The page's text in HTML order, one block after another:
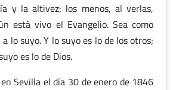
y la altivez; los menos, al verlas,
está vivo el Evangelio. Sea como
lo suyo. Y lo suyo es lo de los otros;
es lo de Dios.
Sevilla el día 30 de enero de 1846